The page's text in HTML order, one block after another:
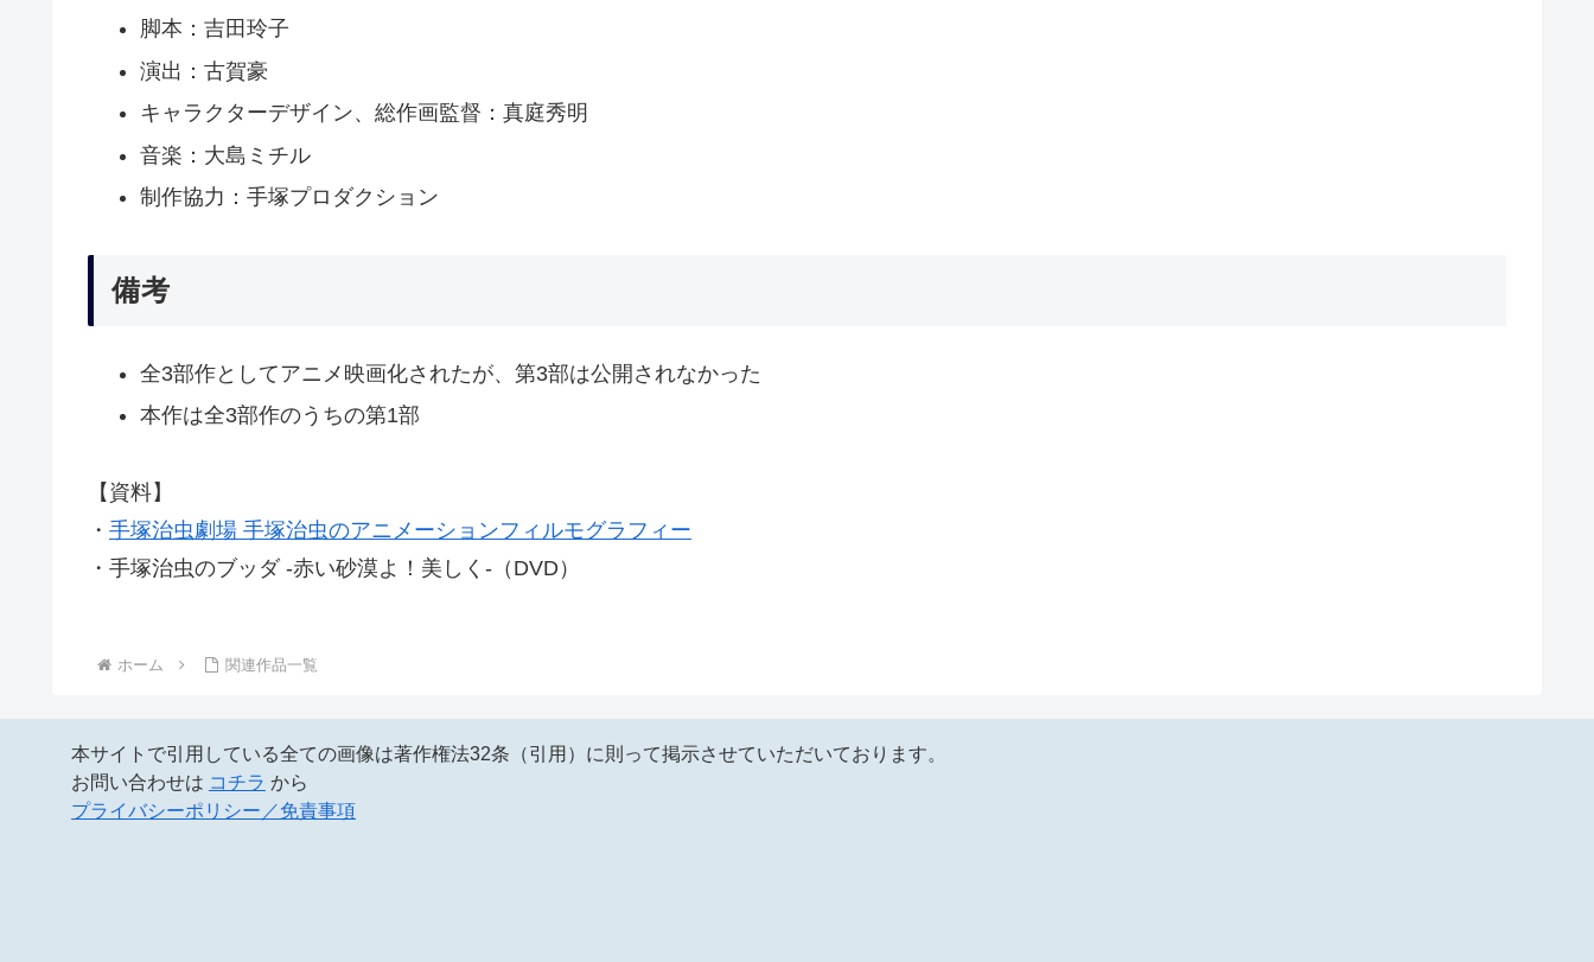
脚本：吉田玲子
演出：古賀豪
キャラクターデザイン、総作画監督：真庭秀明
音楽：大島ミチル
制作協力：手塚プロダクション
備考
全3部作としてアニメ映画化されたが、第3部は公開されなかった
本作は全3部作のうちの第1部
【資料】
・ 手塚治虫劇場 手塚治虫のアニメーションフィルモグラフィー
・手塚治虫のブッダ -赤い砂漠よ！美しく-（DVD）
ホーム 関連作品一覧
本サイトで引用している全ての画像は著作権法32条（引用）に則って掲示させていただいております。
お問い合わせは コチラ から
プライバシーポリシー／免責事項